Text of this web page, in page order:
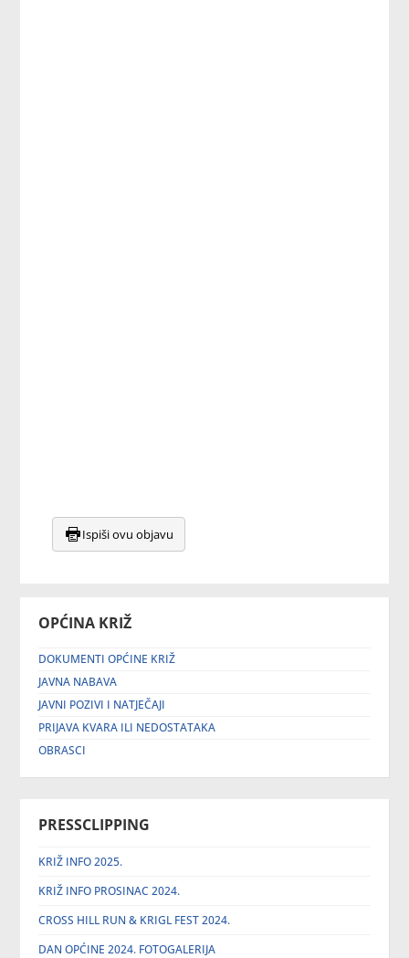
OPĆINA KRIŽ
DOKUMENTI OPĆINE KRIŽ
JAVNA NABAVA
JAVNI POZIVI I NATJEČAJI
PRIJAVA KVARA ILI NEDOSTATAKA
OBRASCI
PRESSCLIPPING
KRIŽ INFO 2025.
KRIŽ INFO PROSINAC 2024.
CROSS HILL RUN & KRIGL FEST 2024.
DAN OPĆINE 2024. FOTOGALERIJA
Ispiši ovu objavu